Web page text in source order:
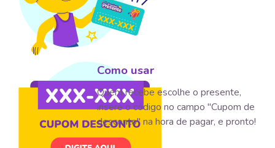
Como usar
Quem recebe escolhe o presente,
insere o código no campo "Cupom de
desconto" na hora de pagar, e pronto!